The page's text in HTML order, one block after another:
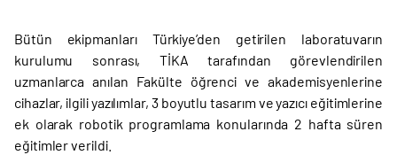
Bütün ekipmanları Türkiye’den getirilen laboratuvarın
kurulumu sonrası, TİKA tarafından görevlendirilen
uzmanlarca anılan Fakülte öğrenci ve akademisyenlerine
cihazlar, ilgili yazılımlar, 3 boyutlu tasarım ve yazıcı eğitimlerine
ek olarak robotik programlama konularında 2 hafta süren
eğitimler verildi.